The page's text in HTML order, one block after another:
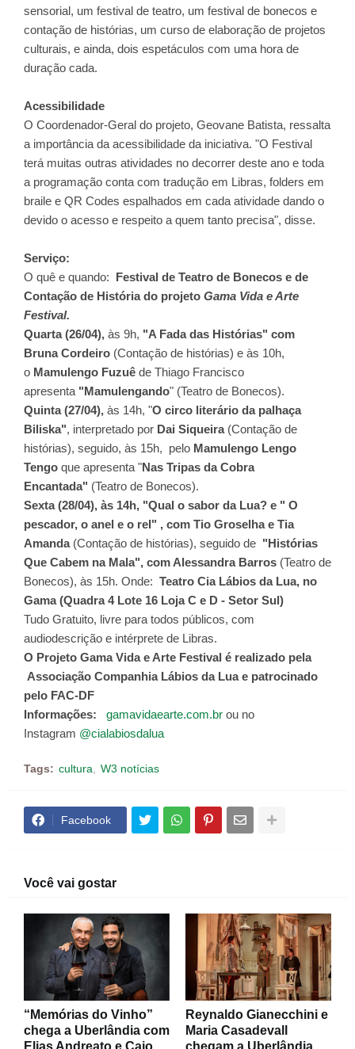
sensorial, um festival de teatro, um festival de bonecos e
contação de histórias, um curso de elaboração de projetos
culturais, e ainda, dois espetáculos com uma hora de
duração cada.
Acessibilidade
O Coordenador-Geral do projeto, Geovane Batista, ressalta
a importância da acessibilidade da iniciativa. "O Festival
terá muitas outras atividades no decorrer deste ano e toda
a programação conta com tradução em Libras, folders em
braile e QR Codes espalhados em cada atividade dando o
devido o acesso e respeito a quem tanto precisa", disse.
Serviço:
O quê e quando: Festival de Teatro de Bonecos e de
Contação de História do projeto Gama Vida e Arte
Festival.
Quarta (26/04), às 9h, "A Fada das Histórias" com
Bruna Cordeiro (Contação de histórias) e às 10h,
o Mamulengo Fuzuê de Thiago Francisco
apresenta "Mamulengando" (Teatro de Bonecos).
Quinta (27/04), às 14h, "O circo literário da palhaça
Biliska", interpretado por Dai Siqueira (Contação de
histórias), seguido, às 15h, pelo Mamulengo Lengo
Tengo que apresenta "Nas Tripas da Cobra
Encantada" (Teatro de Bonecos).
Sexta (28/04), às 14h, "Qual o sabor da Lua? e " O
pescador, o anel e o reI" , com Tio Groselha e Tia
Amanda(Contação de histórias), seguido de "Histórias
Que Cabem na Mala", com Alessandra Barros (Teatro de
Bonecos), às 15h. Onde: Teatro Cia Lábios da Lua, no
Gama (Quadra 4 Lote 16 Loja C e D - Setor Sul)
Tudo Gratuito, livre para todos públicos, com
audiodescrição e intérprete de Libras.
O Projeto Gama Vida e Arte Festival é realizado pela
Associação Companhia Lábios da Lua e patrocinado
pelo FAC-DF
Informações:
gamavidaearte.com.br ou no
Instagram @cialabiosdalua
Tags: cultura W3 notícias
Facebook
Você vai gostar
“Memórias do Vinho”
chega a Uberlândia com
Reynaldo Gianecchini e
Maria Casadevall